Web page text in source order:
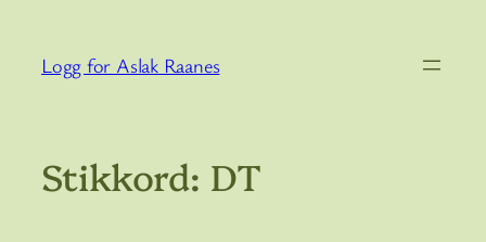
innhold
Logg for Aslak Raanes
Stikkord: DT